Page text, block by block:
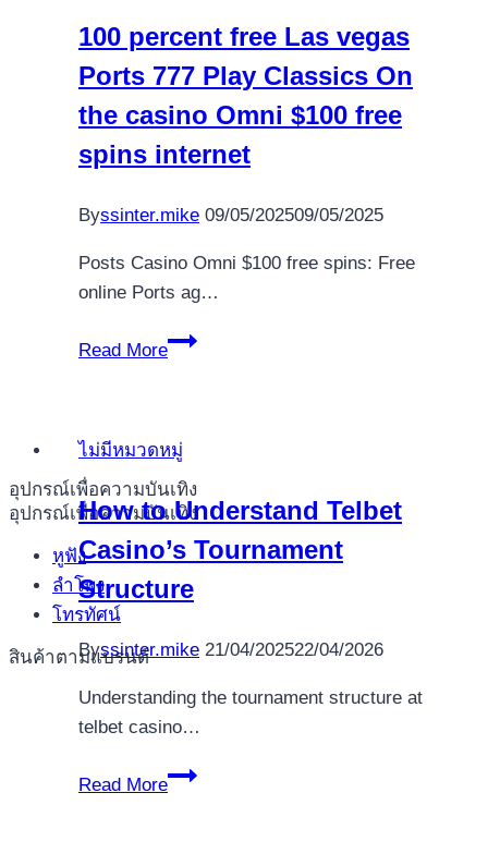
อุปกรณ์เพื่อความบันเทิง
อุปกรณ์เพื่อความบันเทิง
หูฟัง
ลำโพง
โทรทัศน์
สินค้าตามแบรนด์
percent
influential
link
free
Slot
game
Novomatic
100 percent free Las vegas
Ports 777 Play Classics On
the casino Omni $100 free
spins internet
Byssinter.mike 09/05/202509/05/2025
Posts Casino Omni $100 free spins: Free
online Ports ag…
Read More
100
vegas
Ports
777
Play
On
casino
Omni
$100
spins
ไม่มีหมวดหมู่
How to Understand Telbet
Casino’s Tournament
Structure
Byssinter.mike 21/04/202522/04/2026
Understanding the tournament structure at
telbet casino…
Read More
How